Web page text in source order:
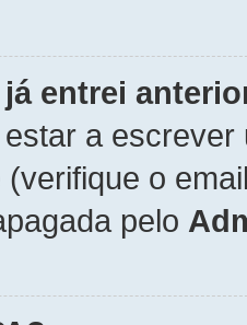
entrei
a
o
pelo